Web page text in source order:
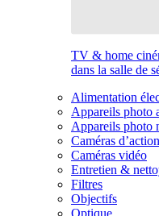
TV & home
dans la salle de
Alimentation
Appareils photo
Appareils photo
Caméras d’action
Caméras vidéo
Entretien &
Filtres
Objectifs
Optique